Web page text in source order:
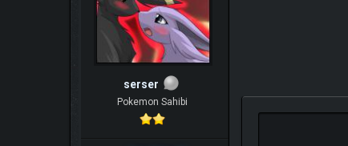
serser
Pokemon Sahibi